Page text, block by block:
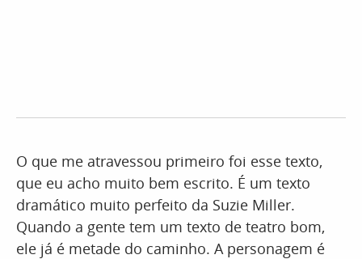
O que me atravessou primeiro foi esse texto,
que eu acho muito bem escrito. É um texto
dramático muito perfeito da Suzie Miller.
Quando a gente tem um texto de teatro bom,
ele já é metade do caminho. A personagem é